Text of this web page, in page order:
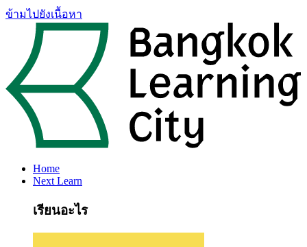
ข้ามไปยังเนื้อหา
Home
Next Learn
เรียนอะไร